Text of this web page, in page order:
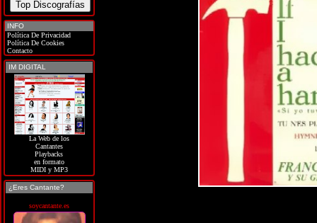
INFO
Política De Privacidad
Política De Cookies
Contacto
IM DIGITAL
La Web de los
Cantantes
Playbacks
en formato
MIDI y MP3
¿Eres Cantante?
soycantante.es